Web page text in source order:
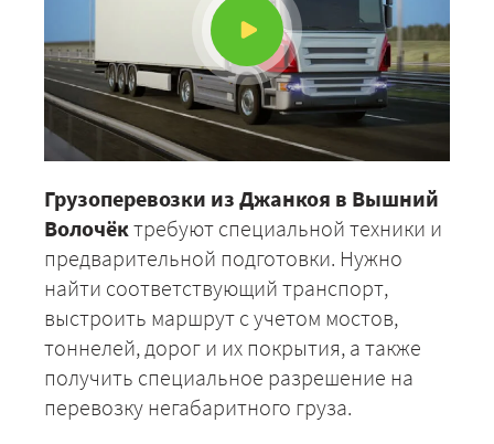
Грузоперевозки из Джанкоя в Вышний
Волочёктребуют специальной техники и
предварительной подготовки. Нужно
найти соответствующий транспорт,
выстроить маршрут с учетом мостов,
тоннелей, дорог и их покрытия, а также
получить специальное разрешение на
перевозку негабаритного груза.